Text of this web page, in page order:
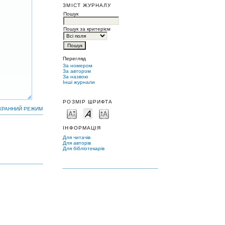
ЗМІСТ ЖУРНАЛУ
Пошук
Пошук за критерієм
Перегляд
За номером
За автором
За назвою
Інші журнали
РОЗМІР ШРИФТА
ІНФОРМАЦІЯ
Для читачів
Для авторів
Для бібліотекарів
РЕЖИМ